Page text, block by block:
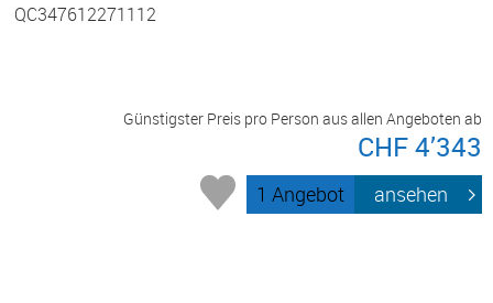
QC347612271112
Günstigster Preis pro Person aus allen Angeboten ab
CHF 4’343
1 Angebot ansehen